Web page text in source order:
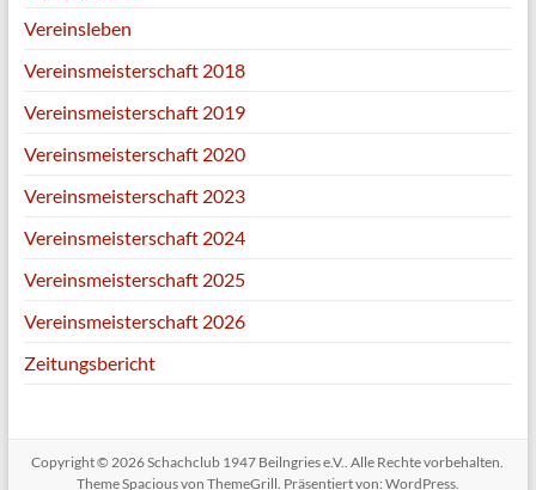
Vereinsleben
Vereinsmeisterschaft 2018
Vereinsmeisterschaft 2019
Vereinsmeisterschaft 2020
Vereinsmeisterschaft 2023
Vereinsmeisterschaft 2024
Vereinsmeisterschaft 2025
Vereinsmeisterschaft 2026
Zeitungsbericht
Copyright © 2026Schachclub 1947 Beilngries e.V.. Alle Rechte vorbehalten.
ThemeSpaciousvon ThemeGrill. Präsentiert von: WordPress.